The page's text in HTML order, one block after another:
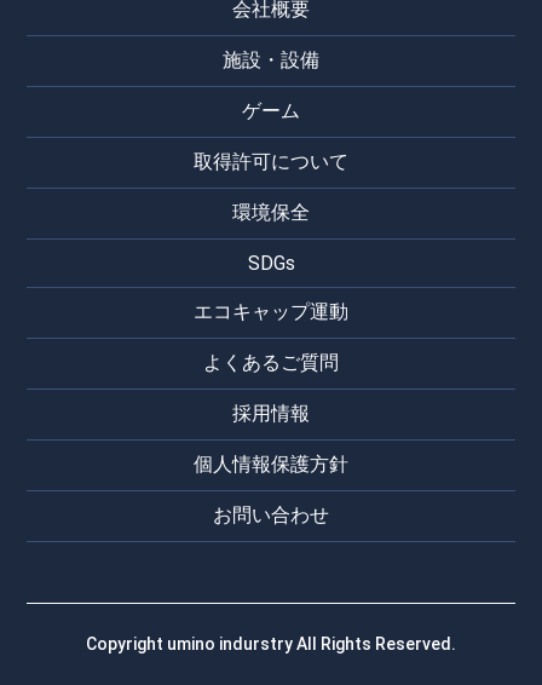
会社概要
施設・設備
ゲーム
取得許可について
環境保全
SDGs
エコキャップ運動
よくあるご質問
採用情報
個人情報保護方針
お問い合わせ
Copyright umino indurstry All Rights Reserved.